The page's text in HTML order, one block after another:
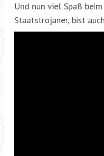
Und nun viel Spaß
Staatstrojaner, bist